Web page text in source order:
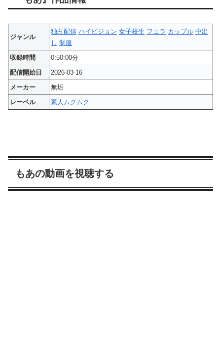
ジャンル
独占配信 ハイビジョン 女子校生 フェラ カップル 中出
し 制服
収録時間
0:50:00分
配信開始日
2026-03-16
メーカー
無垢
レーベル
素人ムクムク
もあの動画を視聴する